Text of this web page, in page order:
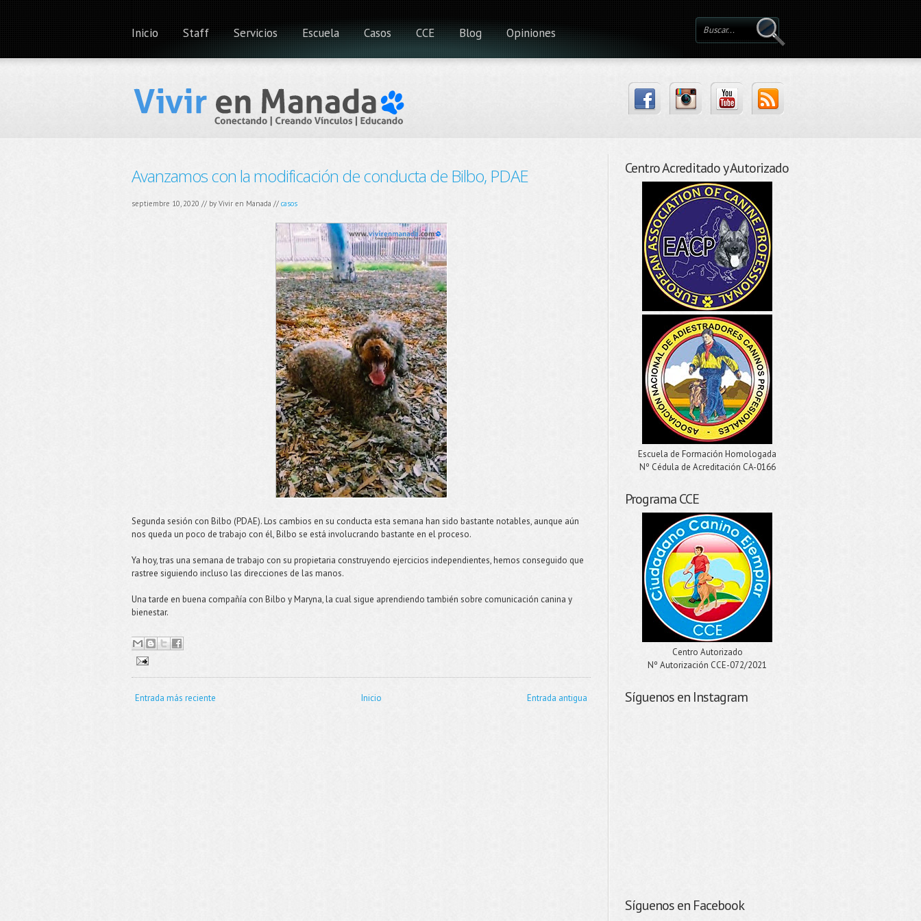
Inicio Staff Servicios Escuela Casos CCE Blog Opiniones
Avanzamos con la modificación de conducta de Bilbo, PDAE
septiembre 10, 2020 // by Vivir en Manada // casos
Segunda sesión con Bilbo (PDAE). Los cambios en su conducta esta semana han sido bastante notables, aunque aún
nos queda un poco de trabajo con él, Bilbo se está involucrando bastante en el proceso.
Ya hoy, tras una semana de trabajo con su propietaria construyendo ejercicios independientes, hemos conseguido que
rastree siguiendo incluso las direcciones de las manos.
Una tarde en buena compañía con Bilbo y Maryna, la cual sigue aprendiendo también sobre comunicación canina y
bienestar.
Entrada más reciente Entrada antigua
Inicio
Centro Acreditado y Autorizado
Escuela de Formación Homologada
Nº Cédula de Acreditación CA-0166
Programa CCE
Centro Autorizado
Nº Autorización CCE-072/2021
Síguenos en Instagram
Síguenos en Facebook